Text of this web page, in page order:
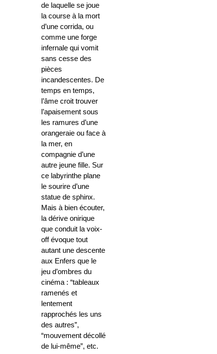
de laquelle se joue
la course à la mort
d’une corrida, ou
comme une forge
infernale qui vomit
sans cesse des
pièces
incandescentes. De
temps en temps,
l’âme croit trouver
l’apaisement sous
les ramures d’une
orangeraie ou face à
la mer, en
compagnie d’une
autre jeune fille. Sur
ce labyrinthe plane
le sourire d’une
statue de sphinx.
Mais à bien écouter,
la dérive onirique
que conduit la voix-
off évoque tout
autant une descente
aux Enfers que le
jeu d’ombres du
cinéma : “tableaux
ramenés et
lentement
rapprochés les uns
des autres”,
“mouvement décollé
de lui-même”, etc.